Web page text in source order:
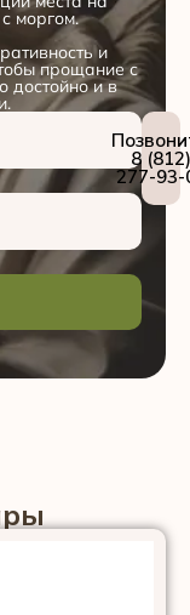
моргом.
и
прощание с
достойно и в
8 (812)
277-93-